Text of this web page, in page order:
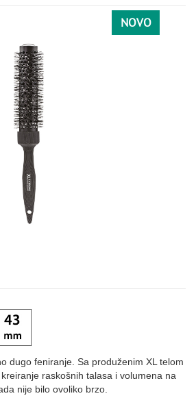
NOVO
dugo feniranje. Sa produženim XL telom
raskošnih talasa i volumena na
nije bilo ovoliko brzo.